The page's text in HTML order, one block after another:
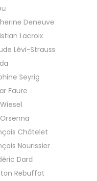
Deneuve
Lacroix
Lévi-Strauss
Seyrig
Faure
Châtelet
Nourissier
Dard
Rebuffat